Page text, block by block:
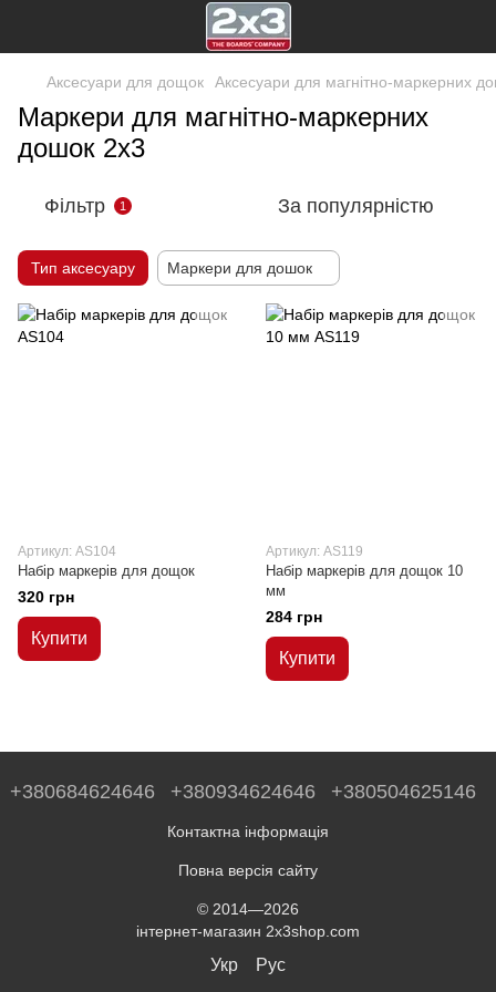
Аксесуари для дощок Аксесуари для магнітно-маркерних
Маркери для магнітно-маркерних
дошок 2х3
Фільтр 1 За популярністю
Тип аксесуару Маркери для дошок
Артикул: AS104
Набір маркерів для дощок
320 грн
Купити
Артикул: AS119
Набір маркерів для дощок 10
мм
284 грн
Купити
+380684624646 +380934624646 +380504625146
Контактна інформація
Повна версія сайту
© 2014—2026
інтернет-магазин 2x3shop.com
Укр Рус